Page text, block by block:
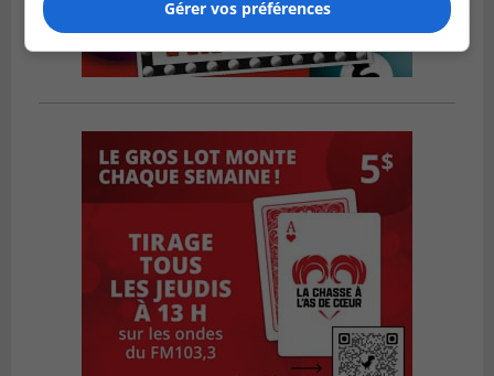
Gérer vos préférences